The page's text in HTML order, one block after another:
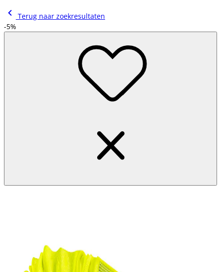
Terug naar zoekresultaten
-5%